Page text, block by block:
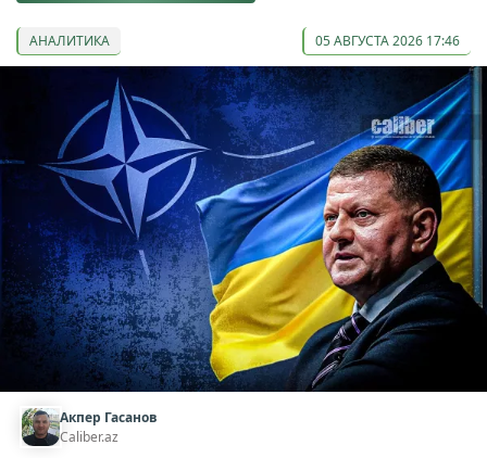
АНАЛИТИКА 05 АВГУСТА 2026 17:46
Акпер Гасанов
Caliber.az